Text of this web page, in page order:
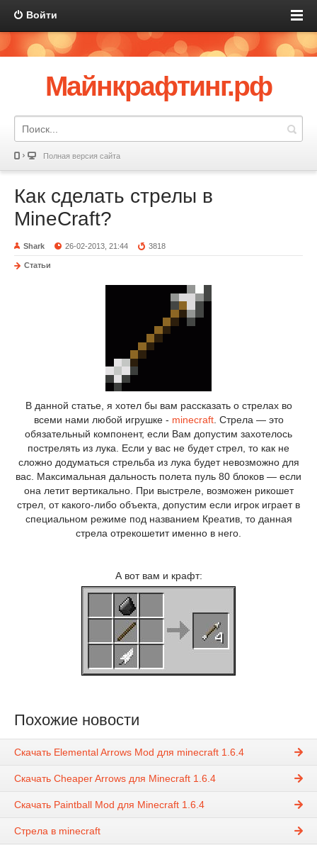
Войти
Майнкрафтинг.рф
Полная версия сайта
Как сделать стрелы в
MineCraft?
Shark 26-02-2013, 21:44 3818
Статьи
В данной статье, я хотел бы вам рассказать о стрелах во
всеми нами любой игрушке - minecraft. Стрела — это
обязательный компонент, если Вам допустим захотелось
пострелять из лука. Если у вас не будет стрел, то как не
сложно додуматься стрельба из лука будет невозможно для
вас. Максимальная дальность полета пуль 80 блоков — если
она летит вертикально. При выстреле, возможен рикошет
стрел, от какого-либо объекта, допустим если игрок играет в
специальном режиме под названием Креатив, то данная
стрела отрекошетит именно в него.
А вот вам и крафт:
Похожие новости
Скачать Elemental Arrows Mod для minecraft 1.6.4
Скачать Cheaper Arrows для Minecraft 1.6.4
Скачать Paintball Mod для Minecraft 1.6.4
Стрела в minecraft